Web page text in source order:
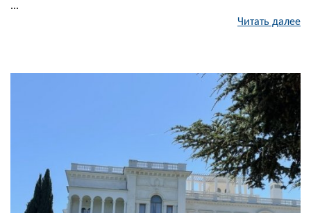
...
Читать далее